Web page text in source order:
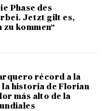
Phase des
Jetzt gilt es,
kommen“
récord a la
la historia de Florian
más alto de la